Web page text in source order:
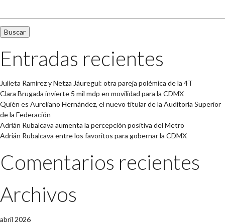
Entradas recientes
Julieta Ramírez y Netza Jáuregui: otra pareja polémica de la 4T
Clara Brugada invierte 5 mil mdp en movilidad para la CDMX
Quién es Aureliano Hernández, el nuevo titular de la Auditoría Superior
de la Federación
Adrián Rubalcava aumenta la percepción positiva del Metro
Adrián Rubalcava entre los favoritos para gobernar la CDMX
Comentarios recientes
Archivos
abril 2026